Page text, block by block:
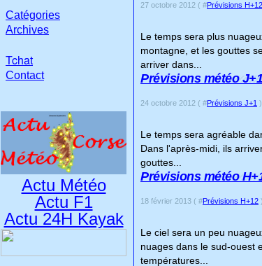
27 octobre 2012 ( #Prévisions H+12
Le temps sera plus
montagne, et les gouttes
arriver dans...
Prévisions météo
24 octobre 2012 ( #Prévisions J+1 )
Le temps sera agréable
Dans l'après-midi, ils
gouttes...
Prévisions météo
18 février 2013 ( #Prévisions H+12 )
Le ciel sera un peu
nuages dans le sud-ouest
températures...
Catégories
Archives
Tchat
Contact
Actu Météo
Actu F1
Actu 24H Kayak